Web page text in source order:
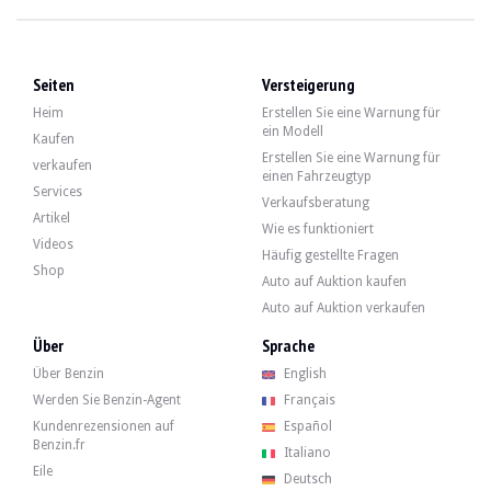
Video
Beschreibung
Dieser Audi A8 4.2 aus dem Jahr 1996 ist deutscher Herkunft und hat eine
Außen weist die grün gefärbte Karosserie einige Mängel auf, die in der
Im Innenraum gibt der Verkäufer an, dass sich das Fahrzeug in einem guten
- Elektrisches Schiebedach mit Photovoltaikpaneelen.
Seiten
Heim
Kaufen
verkaufen
Services
Artikel
Videos
Shop
Versteigerung
Erstellen Sie eine Warnung für
ein Modell
Erstellen Sie eine Warnung für
einen Fahrzeugtyp
Verkaufsberatung
Wie es funktioniert
Häufig gestellte Fragen
Auto auf Auktion kaufen
Auto auf Auktion verkaufen
Über
Über Benzin
Werden Sie Benzin-Agent
Kundenrezensionen auf
Benzin.fr
Eile
Sprache
English
Français
Español
Italiano
Deutsch